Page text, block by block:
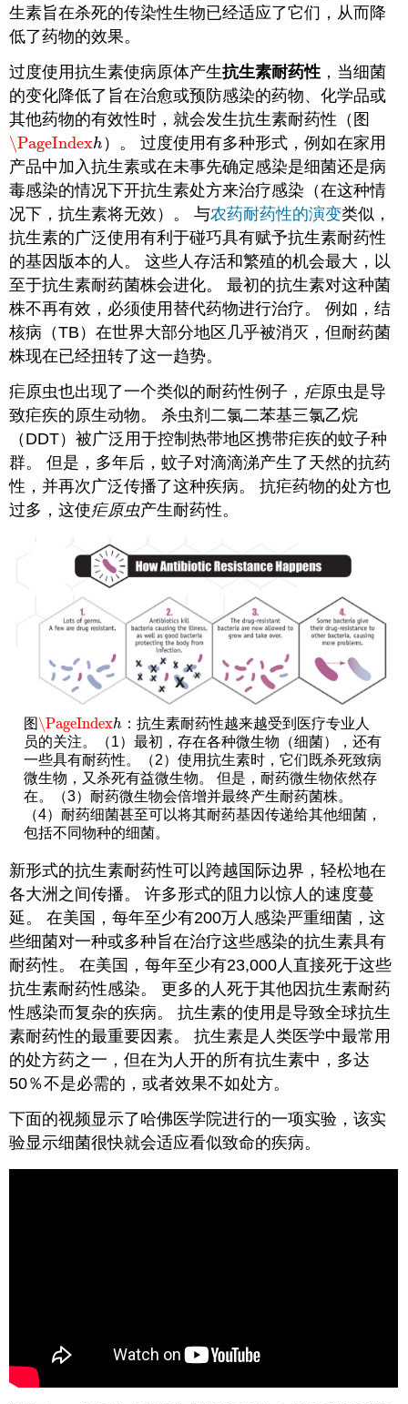
生素旨在杀死的传染性生物已经适应了它们，从而降
低了药物的效果。
过度使用抗生素使病原体产生抗生素耐药性 ，当细菌
的变化降低了旨在治愈或预防感染的药物、化学品或
其他药物的有效性时，就会发生抗生素耐药性（图
\PageIndexh
\PageIndexh ）。 过度使用有多种形式，例如在家用
产品中加入抗生素或在未事先确定感染是细菌还是病
毒感染的情况下开抗生素处方来治疗感染（在这种情
况下，抗生素将无效）。 与农药耐药性的演变类似，
抗生素的广泛使用有利于碰巧具有赋予抗生素耐药性
的基因版本的人。 这些人存活和繁殖的机会最大，以
至于抗生素耐药菌株会进化。 最初的抗生素对这种菌
株不再有效，必须使用替代药物进行治疗。 例如，结
核病（TB）在世界大部分地区几乎被消灭，但耐药菌
株现在已经扭转了这一趋势。
疟原虫也出现了一个类似的耐药性例子， 疟原虫是导
致疟疾的原生动物。 杀虫剂二氯二苯基三氯乙烷
（DDT）被广泛用于控制热带地区携带疟疾的蚊子种
群。 但是，多年后，蚊子对滴滴涕产生了天然的抗药
性，并再次广泛传播了这种疾病。 抗疟药物的处方也
过多，这使疟原虫产生耐药性。
图\PageIndexh
\PageIndexh ：抗生素耐药性越来越受到医疗专业人
员的关注。（1）最初，存在各种微生物（细菌），还有
一些具有耐药性。（2）使用抗生素时，它们既杀死致病
微生物，又杀死有益微生物。 但是，耐药微生物依然存
在。（3）耐药微生物会倍增并最终产生耐药菌株。
（4）耐药细菌甚至可以将其耐药基因传递给其他细菌，
包括不同物种的细菌。
新形式的抗生素耐药性可以跨越国际边界，轻松地在
各大洲之间传播。 许多形式的阻力以惊人的速度蔓
延。 在美国，每年至少有200万人感染严重细菌，这
些细菌对一种或多种旨在治疗这些感染的抗生素具有
耐药性。 在美国，每年至少有23,000人直接死于这些
抗生素耐药性感染。 更多的人死于其他因抗生素耐药
性感染而复杂的疾病。 抗生素的使用是导致全球抗生
素耐药性的最重要因素。 抗生素是人类医学中最常用
的处方药之一，但在为人开的所有抗生素中，多达
50％不是必需的，或者效果不如处方。
下面的视频显示了哈佛医学院进行的一项实验，该实
验显示细菌很快就会适应看似致命的疾病。